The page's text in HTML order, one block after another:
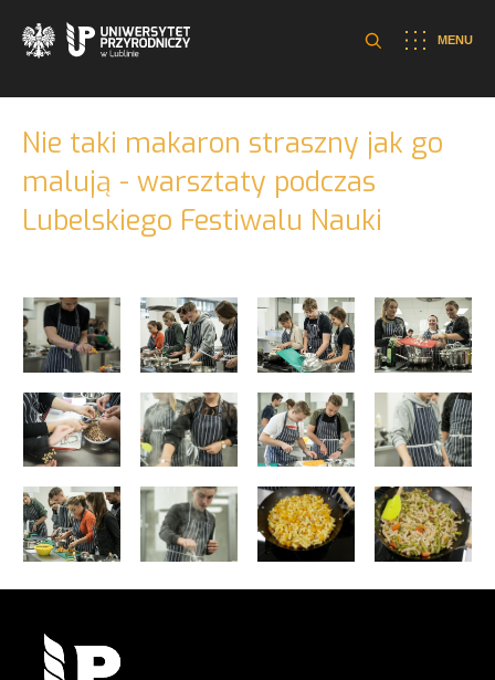
MENU
Nie taki makaron straszny jak go
malują - warsztaty podczas
Lubelskiego Festiwalu Nauki